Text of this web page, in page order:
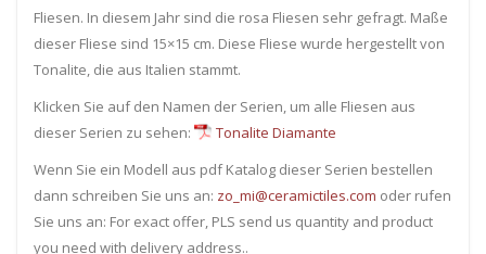
Fliesen. In diesem Jahr sind die rosa Fliesen sehr gefragt. Maße
dieser Fliese sind 15×15 cm. Diese Fliese wurde hergestellt von
Tonalite, die aus Italien stammt.
Klicken Sie auf den Namen der Serien, um alle Fliesen ​​aus
dieser Serien zu sehen:
Tonalite Diamante
Wenn Sie ein Modell aus pdf Katalog dieser Serien bestellen
dann schreiben Sie uns an: zo_mi@ceramictiles.com oder rufen
Sie uns an: For exact offer, PLS send us quantity and product
you need with delivery address..